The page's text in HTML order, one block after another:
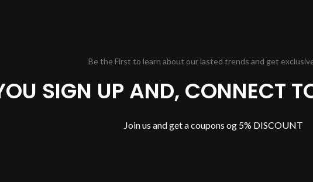
Be the First to learn about our lasted trends and get
SIGN UP AND, CONNECT
Join us and get a coupons og 5% DISCOUNT